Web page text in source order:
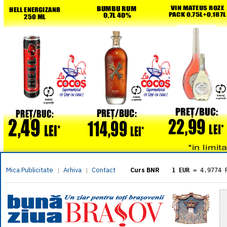
Mica Publicitate | Arhiva | Contact Curs BNR 1 EUR = 4.9774
= 5.8304
1 XAU= 464.4611
1 AED= 1.1933
1 AUD= 2.7957
1 BGN= 2.5449